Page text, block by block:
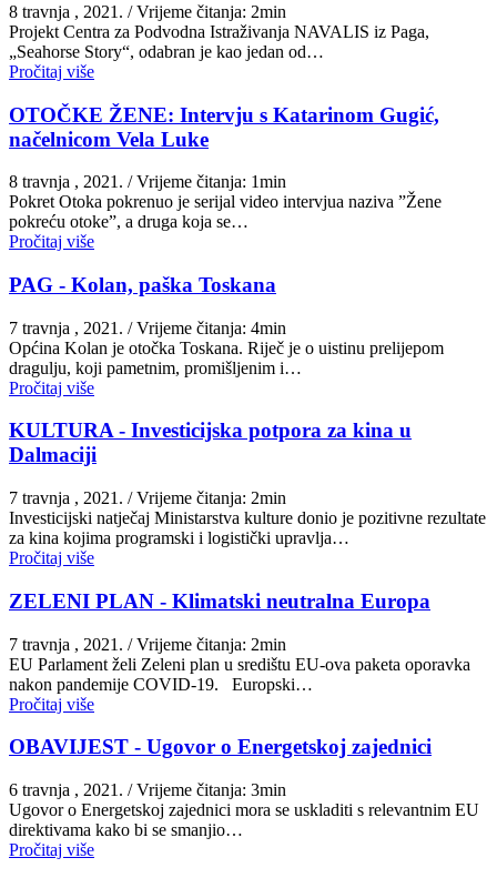
8 travnja , 2021. / Vrijeme čitanja: 2min
Projekt Centra za Podvodna Istraživanja NAVALIS iz Paga,
„Seahorse Story“, odabran je kao jedan od…
Pročitaj više
OTOČKE ŽENE: Intervju s Katarinom Gugić,
načelnicom Vela Luke
8 travnja , 2021. / Vrijeme čitanja: 1min
Pokret Otoka pokrenuo je serijal video intervjua naziva ”Žene
pokreću otoke”, a druga koja se…
Pročitaj više
PAG - Kolan, paška Toskana
7 travnja , 2021. / Vrijeme čitanja: 4min
Općina Kolan je otočka Toskana. Riječ je o uistinu prelijepom
dragulju, koji pametnim, promišljenim i…
Pročitaj više
KULTURA - Investicijska potpora za kina u
Dalmaciji
7 travnja , 2021. / Vrijeme čitanja: 2min
Investicijski natječaj Ministarstva kulture donio je pozitivne rezultate
za kina kojima programski i logistički upravlja…
Pročitaj više
ZELENI PLAN - Klimatski neutralna Europa
7 travnja , 2021. / Vrijeme čitanja: 2min
EU Parlament želi Zeleni plan u središtu EU-ova paketa oporavka
nakon pandemije COVID-19. Europski…
Pročitaj više
OBAVIJEST - Ugovor o Energetskoj zajednici
6 travnja , 2021. / Vrijeme čitanja: 3min
Ugovor o Energetskoj zajednici mora se uskladiti s relevantnim EU
direktivama kako bi se smanjio…
Pročitaj više